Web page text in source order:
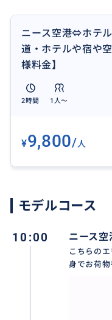
◎当日トラムとバス
や乗り方なども一通
その後、ニース滞在
など、先に説明を聞
◎トラム乗車中(約３
な風景を窓から見な
タイムとさせていた
る質問など何でも、ど
【ここでのサービス
◎こちらの料金は当
支払い下さい。
ニース空港⇔ホテ
道・ホテルや宿や
様料金】
2時間 1人〜
¥9,800/人
モデルコース
10:00 ニース
こちらの
身でお荷物